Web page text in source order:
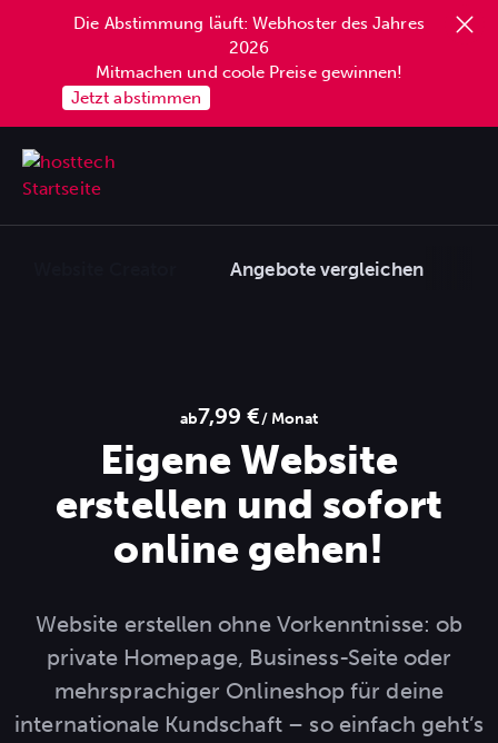
Die Abstimmung läuft: Webhoster des Jahres
2026
Mitmachen und coole Preise gewinnen!
Jetzt abstimmen
Angebote vergleichen
ab7,99 €/ Monat
Eigene Website
erstellen und sofort
online gehen!
Website erstellen ohne Vorkenntnisse: ob
private Homepage, Business-Seite oder
mehrsprachiger Onlineshop für deine
internationale Kundschaft – so einfach geht’s